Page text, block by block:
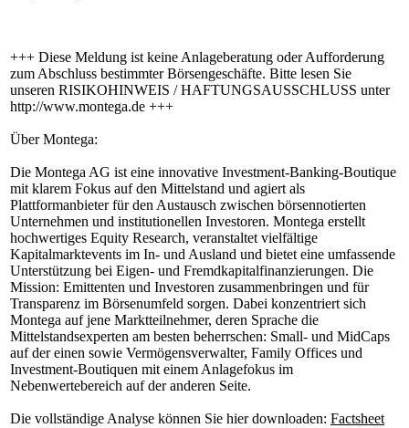
+++ Diese Meldung ist keine Anlageberatung oder Aufforderung
zum Abschluss bestimmter Börsengeschäfte. Bitte lesen Sie
unseren RISIKOHINWEIS / HAFTUNGSAUSSCHLUSS unter
http://www.montega.de +++
Über Montega:
Die Montega AG ist eine innovative Investment-Banking-Boutique
mit klarem Fokus auf den Mittelstand und agiert als
Plattformanbieter für den Austausch zwischen börsennotierten
Unternehmen und institutionellen Investoren. Montega erstellt
hochwertiges Equity Research, veranstaltet vielfältige
Kapitalmarktevents im In- und Ausland und bietet eine umfassende
Unterstützung bei Eigen- und Fremdkapitalfinanzierungen. Die
Mission: Emittenten und Investoren zusammenbringen und für
Transparenz im Börsenumfeld sorgen. Dabei konzentriert sich
Montega auf jene Marktteilnehmer, deren Sprache die
Mittelstandsexperten am besten beherrschen: Small- und MidCaps
auf der einen sowie Vermögensverwalter, Family Offices und
Investment-Boutiquen mit einem Anlagefokus im
Nebenwertebereich auf der anderen Seite.
Die vollständige Analyse können Sie hier downloaden: Factsheet